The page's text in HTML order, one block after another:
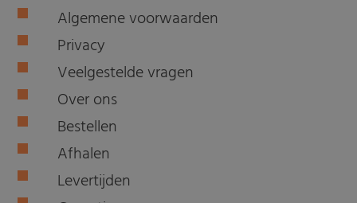
Algemene voorwaarden
Privacy
Veelgestelde vragen
Over ons
Bestellen
Afhalen
Levertijden